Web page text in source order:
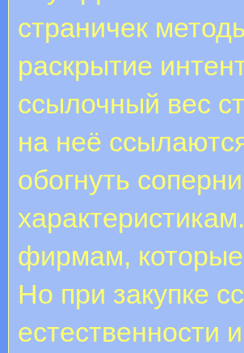
страничек
раскрытие
ссылочный вес
на неё
обогнуть
фирмам, которые
Но при закупке
естественности